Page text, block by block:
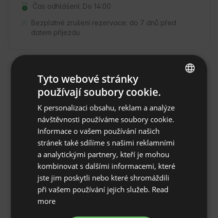
Čas odhlášení: Do 14:00
Bezplatné zrušení rezervace: do 7 dnů před
datem příjezdu
Lokalita
agost, Provincie Alicante, Španělsko
SPANISH
GERMAN
ITALIAN
FRENCH
CZECH
Tyto webové stránky
používají soubory cookie.
K personalizaci obsahu, reklam a analýze
návštěvnosti používáme soubory cookie.
Informace o vašem používání našich
stránek také sdílíme s našimi reklamními
a analytickými partnery, kteří je mohou
kombinovat s dalšími informacemi, které
jste jim poskytli nebo které shromáždili
při vašem používání jejich služeb. Read
more